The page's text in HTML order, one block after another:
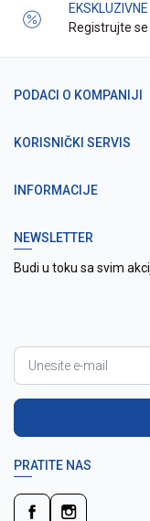
Registrujte
PODACI O KOMPANIJI
KORISNIČKI SERVIS
INFORMACIJE
NEWSLETTER
Budi u toku sa svim
PRATITE NAS